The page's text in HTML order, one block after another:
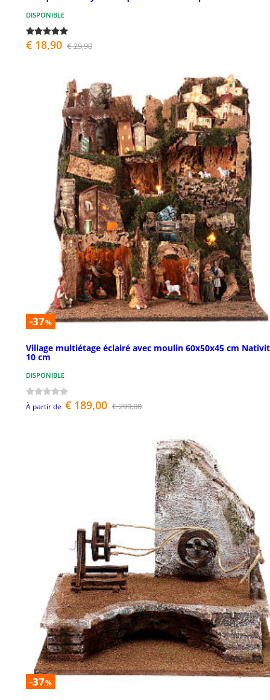
DISPONIBLE
€ 18,90 € 29,90
-37%
Village multiétage éclairé avec moulin 60x50x45 cm
10 cm
DISPONIBLE
À partir de € 189,00 € 299,00
-37%